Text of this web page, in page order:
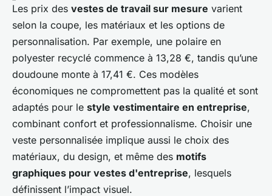
Les prix des vestes de travail sur mesure varient
selon la coupe, les matériaux et les options de
personnalisation. Par exemple, une polaire en
polyester recyclé commence à 13,28 €, tandis qu’une
doudoune monte à 17,41 €. Ces modèles
économiques ne compromettent pas la qualité et sont
adaptés pour le style vestimentaire en entreprise,
combinant confort et professionnalisme. Choisir une
veste personnalisée implique aussi le choix des
matériaux, du design, et même des motifs
graphiques pour vestes d'entreprise, lesquels
définissent l’impact visuel.